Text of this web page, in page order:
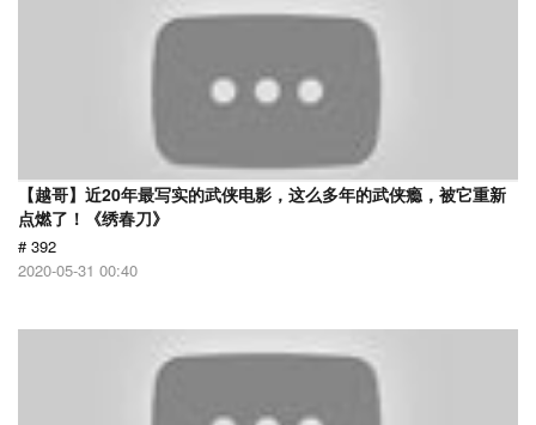
【越哥】近20年最写实的武侠电影，这么多年的武侠瘾，被它重新
点燃了！《绣春刀》
# 392
2020-05-31 00:40